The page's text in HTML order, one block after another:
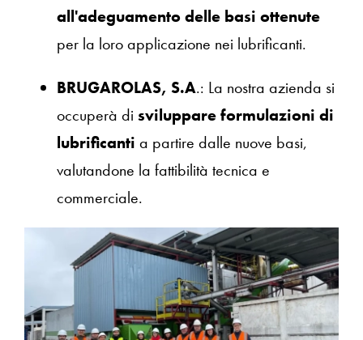
all'adeguamento delle basi ottenute
per la loro applicazione nei lubrificanti.
BRUGAROLAS, S.A.: La nostra azienda si
occuperà di sviluppare formulazioni di
lubrificanti a partire dalle nuove basi,
valutandone la fattibilità tecnica e
commerciale.